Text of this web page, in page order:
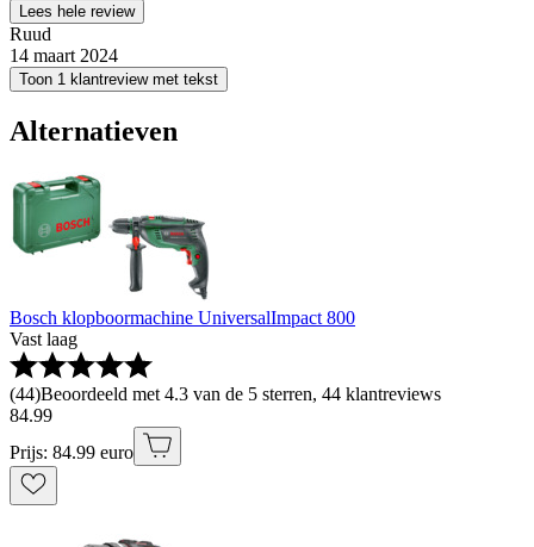
Lees hele review
Ruud
14 maart 2024
Toon 1 klantreview met tekst
Alternatieven
Bosch klopboormachine UniversalImpact 800
Vast laag
(44)Beoordeeld met 4.3 van de 5 sterren, 44 klantreviews
84.99
Prijs: 84.99 euro